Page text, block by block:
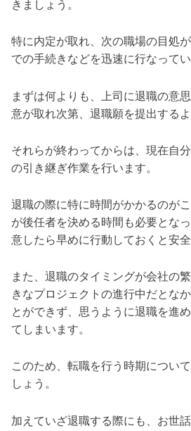
きましょう。
特に内定が取れ、次の職場の目処
での手続きなどを迅速に行なって
まずは何よりも、上司に退職の意
意が取れ次第、退職願を提出するよ
それらが終わってからは、現在自
の引き継ぎ作業を行います。
退職の際に特に時間がかかるのが
が後任者を決める時間も必要とな
意したら早めに行動しておくと安全
また、退職のタイミングが会社の
きなプロジェクトの進行中だとな
とができず、思うように退職を進
てしまいます。
このため、転職を行う時期につい
しょう。
加えていざ退職する際にも、お世